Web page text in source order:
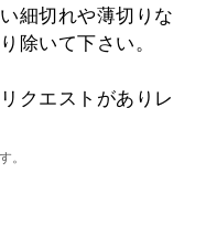
細切れや薄切りな
除いて下さい。
クエストがありレ
。